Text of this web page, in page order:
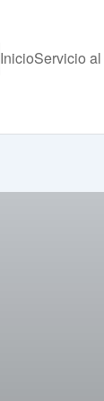
InicioServicio